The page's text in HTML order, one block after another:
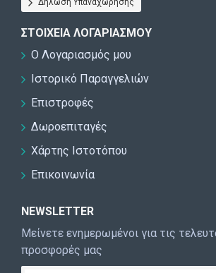
Δήλωση Υπαναχώρησης
ΣΤΟΙΧΕΊΑ ΛΟΓΑΡΙΑΣΜΟΎ
Ο Λογαριασμός μου
Ιστορικό Παραγγελιών
Επιστροφές
Δωροεπιταγές
Χάρτης Ιστοτόπου
Επικοινωνία
NEWSLETTER
Μείνετε ενημερωμένοι για τις
προσφορές μας